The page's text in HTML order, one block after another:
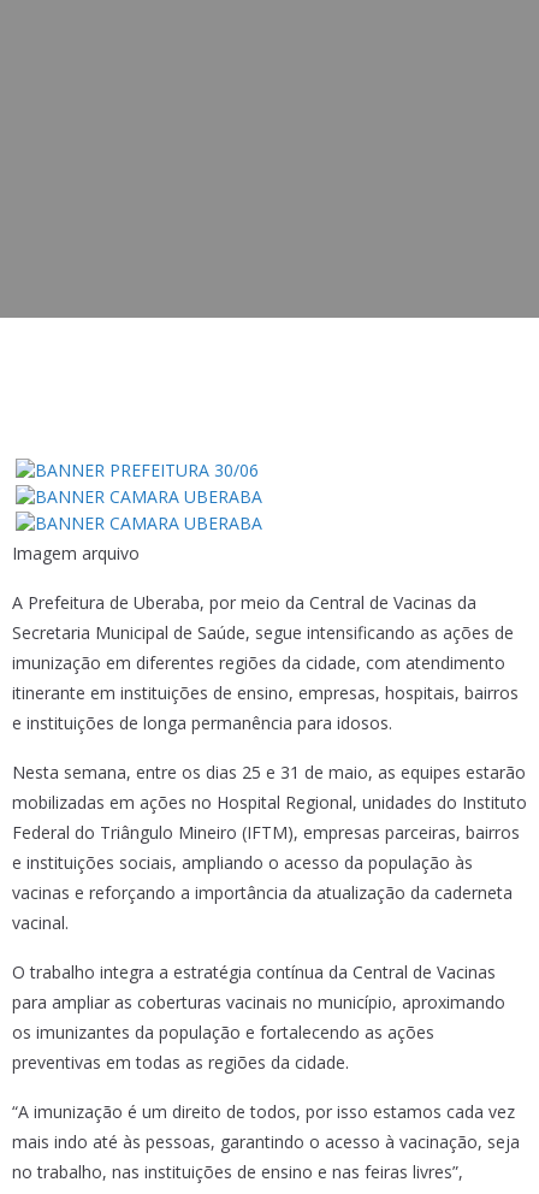
Imagem arquivo
A Prefeitura de Uberaba, por meio da Central de Vacinas da
Secretaria Municipal de Saúde, segue intensificando as ações de
imunização em diferentes regiões da cidade, com atendimento
itinerante em instituições de ensino, empresas, hospitais, bairros
e instituições de longa permanência para idosos.
Nesta semana, entre os dias 25 e 31 de maio, as equipes estarão
mobilizadas em ações no Hospital Regional, unidades do Instituto
Federal do Triângulo Mineiro (IFTM), empresas parceiras, bairros
e instituições sociais, ampliando o acesso da população às
vacinas e reforçando a importância da atualização da caderneta
vacinal.
O trabalho integra a estratégia contínua da Central de Vacinas
para ampliar as coberturas vacinais no município, aproximando
os imunizantes da população e fortalecendo as ações
preventivas em todas as regiões da cidade.
“A imunização é um direito de todos, por isso estamos cada vez
mais indo até às pessoas, garantindo o acesso à vacinação, seja
no trabalho, nas instituições de ensino e nas feiras livres”,